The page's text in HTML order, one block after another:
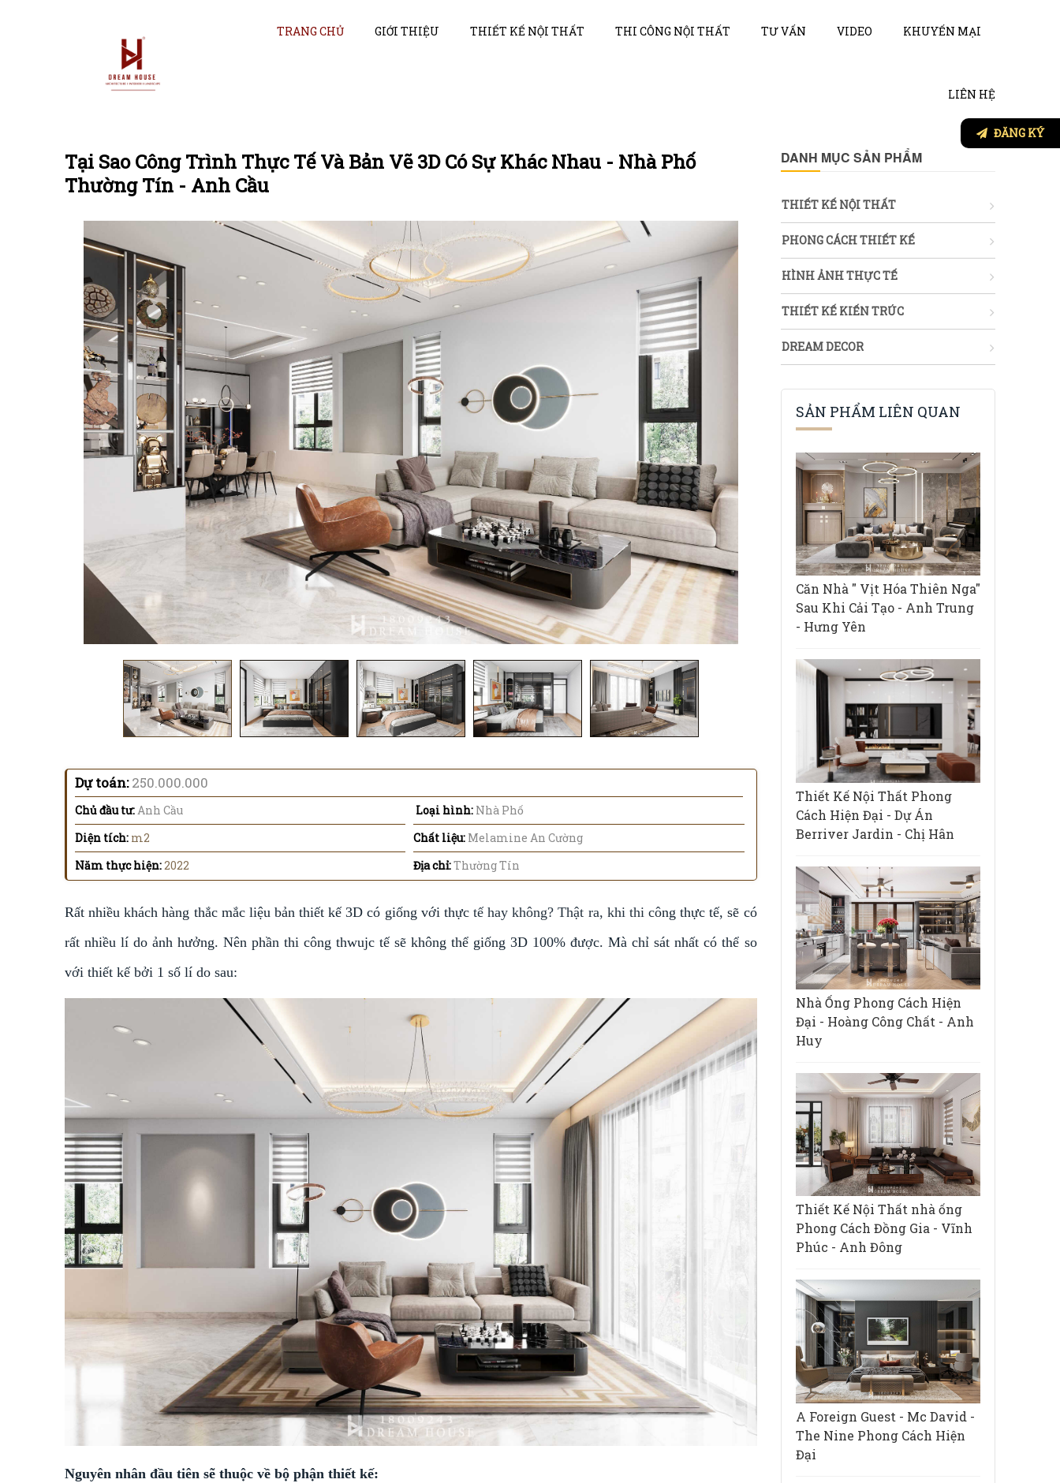
TRANG CHỦ GIỚI THIỆU THIẾT KẾ NỘI THẤT THI CÔNG NỘI THẤT TƯ VẤN VIDEO KHUYẾN MẠI
LIÊN HỆ
Tại Sao Công Trình Thực Tế Và Bản Vẽ 3D Có Sự Khác Nhau - Nhà Phố
Thường Tín - Anh Cầu
Dự toán:250.000.000
Chủ đầu tư:Anh Cầu Loại hình: Nhà Phố
Diện tích: m2 Chất liệu: Melamine An Cường
Năm thực hiện:2022 Địa chỉ:Thường Tín
Rất nhiều khách hàng thắc mắc liệu bản thiết kế 3D có giống với thực tế hay không? Thật ra, khi thi công thực tế, sẽ có
rất nhiều lí do ảnh hưởng. Nên phần thi công thwujc tế sẽ không thể giống 3D 100% được. Mà chỉ sát nhất có thể so
với thiết kế bởi 1 số lí do sau:
Nguyên nhân đầu tiên sẽ thuộc về bộ phận thiết kế:
DANH MỤC SẢN PHẨM
THIẾT KẾ NỘI THẤT
PHONG CÁCH THIẾT KẾ
HÌNH ẢNH THỰC TẾ
THIẾT KẾ KIẾN TRÚC
DREAM DECOR
SẢN PHẨM LIÊN QUAN
Căn Nhà " Vịt Hóa Thiên Nga"
Sau Khi Cải Tạo - Anh Trung
- Hưng Yên
Thiết Kế Nội Thất Phong
Cách Hiện Đại - Dự Án
Berriver Jardin - Chị Hân
Nhà Ống Phong Cách Hiện
Đại - Hoàng Công Chất - Anh
Huy
Thiết Kế Nội Thất nhà ống
Phong Cách Đồng Gia - Vĩnh
Phúc - Anh Đông
A Foreign Guest - Mc David -
The Nine Phong Cách Hiện
Đại
ĐĂNG KÝ